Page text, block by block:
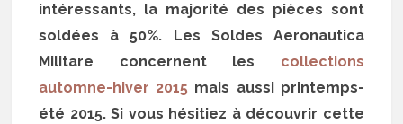
intéressants, la majorité des pièces sont
soldées à 50%. Les Soldes Aeronautica
Militare concernent les collections
automne-hiver 2015 mais aussi printemps-
été 2015. Si vous hésitiez à découvrir cette